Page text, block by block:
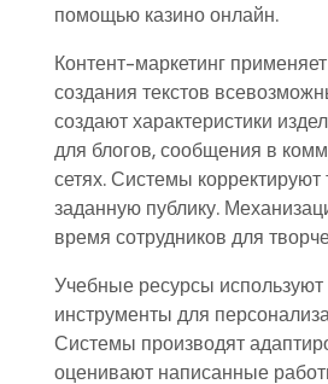
помощью казино онлайн.
Контент-маркетинг
создания текстов
создают характеристики
для блогов, сообщения в
сетях. Системы корректируют
заданную публику.
время сотрудников для
Учебные ресурсы
инструменты для
Системы производят
оценивают написанные